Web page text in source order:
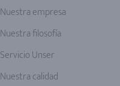
Nuestra empresa
Nuestra filosofía
Servicio Unser
Nuestra calidad